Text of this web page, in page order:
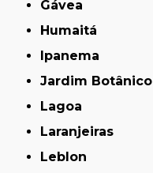
Gávea
Humaitá
Ipanema
Jardim Botânico
Lagoa
Laranjeiras
Leblon